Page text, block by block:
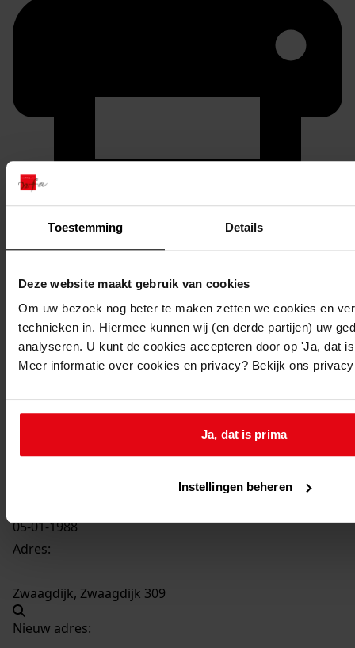
Toestemming Details
Deze website maakt gebruik van cookies
Om uw bezoek nog beter te maken zetten we cookies en
technieken in. Hiermee kunnen wij (en derde partijen) uw
analyseren. U kunt de cookies accepteren door op 'Ja, dat
Meer informatie over cookies en privacy? Bekijk ons
Ja, dat is prima
Instellingen beheren
Printen
duurzaam webadres
Inventaris
Inv.nr. 2401-2500
Datering:
Beschrijving:
Het plaatsen van een terrasmuur
05-01-1988
Adres:
Zwaagdijk, Zwaagdijk 309
Nieuw adres: